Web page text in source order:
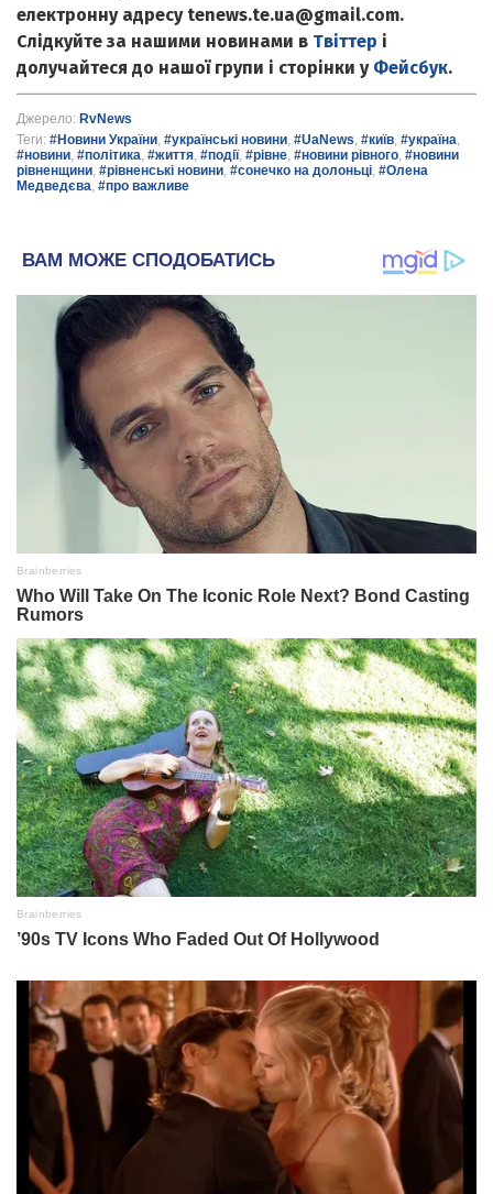
електронну адресу tenews.te.ua@gmail.com.
Слідкуйте за нашими новинами в Твіттер і
долучайтеся до нашої групи і сторінки у Фейсбук.
Джерело: RvNews
Теги: #Новини України, #українські новини, #UaNews, #київ, #україна,
#новини, #політика, #життя, #події, #рівне, #новини рівного, #новини
рівненщини, #рівненські новини, #сонечко на долоньці, #Олена
Медведєва, #про важливе